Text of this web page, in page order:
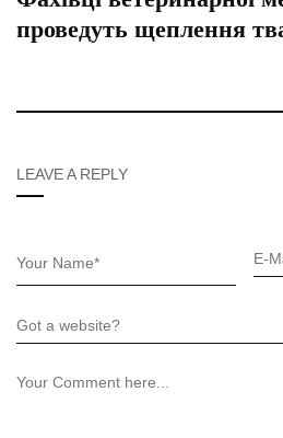
проведуть щеплення
LEAVE A REPLY